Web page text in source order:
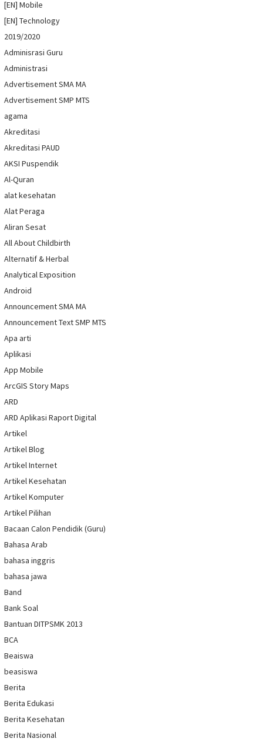
[EN] Mobile
[EN] Technology
2019/2020
Adminisrasi Guru
Administrasi
Advertisement SMA MA
Advertisement SMP MTS
agama
Akreditasi
Akreditasi PAUD
AKSI Puspendik
Al-Quran
alat kesehatan
Alat Peraga
Aliran Sesat
All About Childbirth
Alternatif & Herbal
Analytical Exposition
Android
Announcement SMA MA
Announcement Text SMP MTS
Apa arti
Aplikasi
App Mobile
ArcGIS Story Maps
ARD
ARD Aplikasi Raport Digital
Artikel
Artikel Blog
Artikel Internet
Artikel Kesehatan
Artikel Komputer
Artikel Pilihan
Bacaan Calon Pendidik (Guru)
Bahasa Arab
bahasa inggris
bahasa jawa
Band
Bank Soal
Bantuan DITPSMK 2013
BCA
Beaiswa
beasiswa
Berita
Berita Edukasi
Berita Kesehatan
Berita Nasional